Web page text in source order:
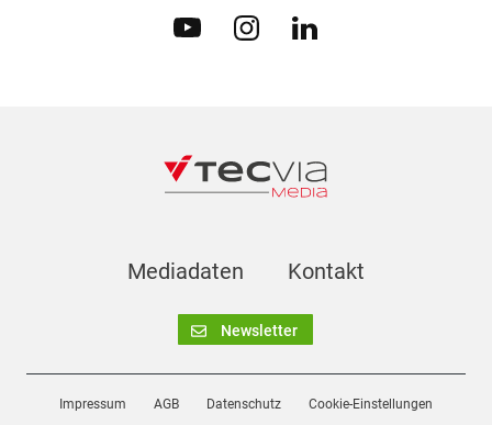
Mediadaten Kontakt
Newsletter
Impressum AGB Datenschutz Cookie-Einstellungen